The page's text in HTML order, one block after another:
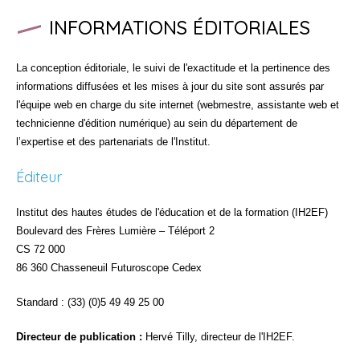
INFORMATIONS ÉDITORIALES
La conception éditoriale, le suivi de l'exactitude et la pertinence des
informations diffusées et les mises à jour du site sont assurés par
l'équipe web en charge du site internet (webmestre, assistante web et
technicienne d'édition numérique) au sein du département de
l’expertise et des partenariats de l'Institut.
Éditeur
Institut des hautes études de l'éducation et de la formation (IH2EF)
Boulevard des Frères Lumière – Téléport 2
CS 72 000
86 360 Chasseneuil Futuroscope Cedex
Standard : (33) (0)5 49 49 25 00
Directeur de publication : Hervé Tilly, directeur de l'IH2EF.